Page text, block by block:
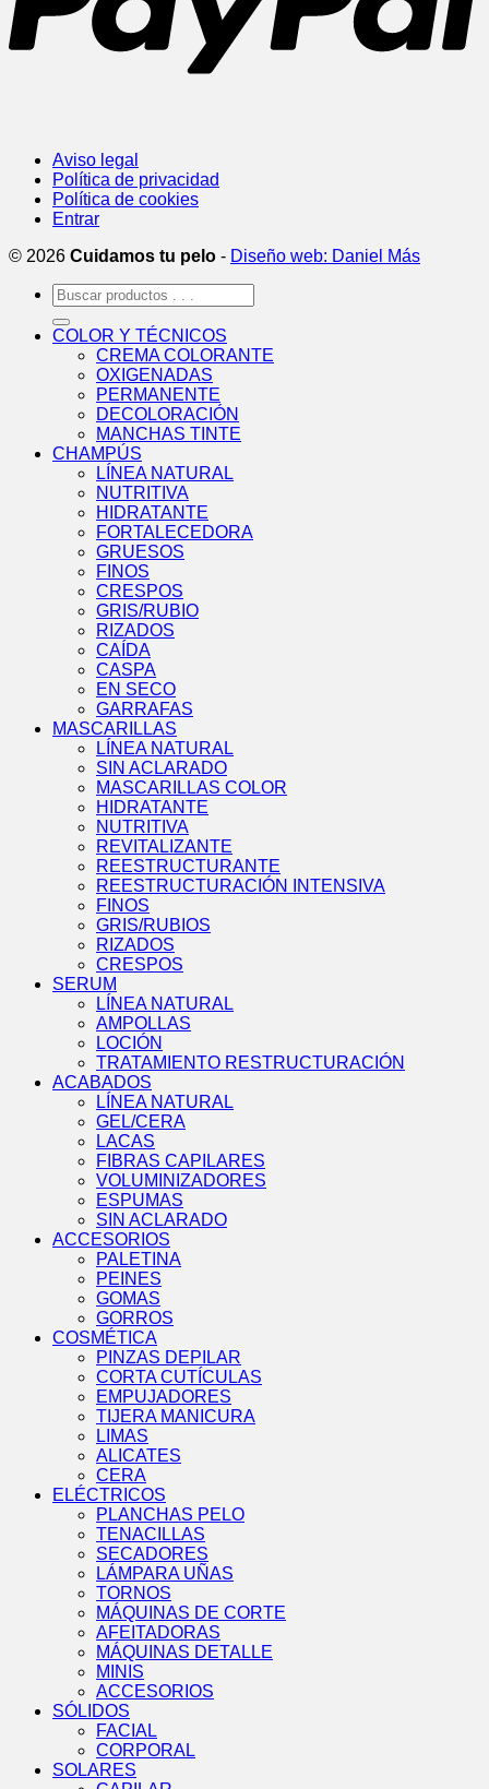
Aviso legal
Política de privacidad
Política de cookies
Entrar
© 2026 Cuidamos tu pelo - Diseño web: Daniel Más
Buscar
por:
COLOR Y TÉCNICOS
CREMA COLORANTE
OXIGENADAS
PERMANENTE
DECOLORACIÓN
MANCHAS TINTE
CHAMPÚS
LÍNEA NATURAL
NUTRITIVA
HIDRATANTE
FORTALECEDORA
GRUESOS
FINOS
CRESPOS
GRIS/RUBIO
RIZADOS
CAÍDA
CASPA
EN SECO
GARRAFAS
MASCARILLAS
LÍNEA NATURAL
SIN ACLARADO
MASCARILLAS COLOR
HIDRATANTE
NUTRITIVA
REVITALIZANTE
REESTRUCTURANTE
REESTRUCTURACIÓN INTENSIVA
FINOS
GRIS/RUBIOS
RIZADOS
CRESPOS
SERUM
LÍNEA NATURAL
AMPOLLAS
LOCIÓN
TRATAMIENTO RESTRUCTURACIÓN
ACABADOS
LÍNEA NATURAL
GEL/CERA
LACAS
FIBRAS CAPILARES
VOLUMINIZADORES
ESPUMAS
SIN ACLARADO
ACCESORIOS
PALETINA
PEINES
GOMAS
GORROS
COSMÉTICA
PINZAS DEPILAR
CORTA CUTÍCULAS
EMPUJADORES
TIJERA MANICURA
LIMAS
ALICATES
CERA
ELÉCTRICOS
PLANCHAS PELO
TENACILLAS
SECADORES
LÁMPARA UÑAS
TORNOS
MÁQUINAS DE CORTE
AFEITADORAS
MÁQUINAS DETALLE
MINIS
ACCESORIOS
SÓLIDOS
FACIAL
CORPORAL
SOLARES